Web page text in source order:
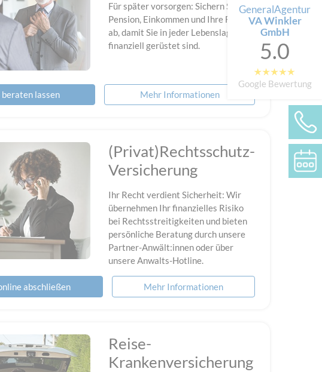
GeneralAgentur
VA Winkler
GmbH
5.0
Google Bewertung
Für später vorsorgen: Sichern Sie
Pension, Einkommen und Ihre Familie
ab, damit Sie in jeder Lebenslage
finanziell gerüstet sind.
lassen Mehr Informationen
(Privat)Rechtsschutz-
Versicherung
Ihr Recht verdient Sicherheit: Wir
übernehmen Ihr finanzielles Risiko
bei Rechtsstreitigkeiten und bieten
persönliche Beratung durch unsere
Partner-Anwält:innen oder über
unsere Anwalts-Hotline.
abschließen Mehr Informationen
Reise-
Krankenversicherung